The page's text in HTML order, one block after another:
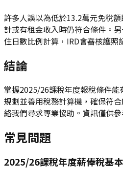
許多人誤以為低於13.2萬元免稅
計或有租金收入時仍符合條件。
住日數比例計算，IRD會審核護照
結論
掌握2025/26課稅年度報稅條件
規劃並善用稅務計算機，確保符
絡我們尋求專業協助。資訊僅供
常見問題
2025/26課稅年度薪俸稅基